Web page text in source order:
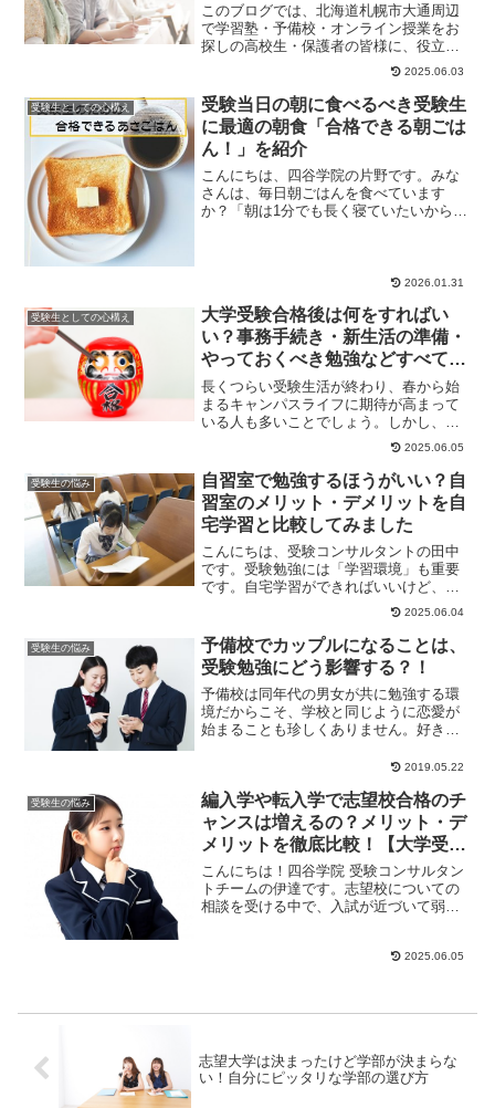
このブログでは、北海道札幌市大通周辺
で学習塾・予備校・オンライン授業をお
探しの高校生・保護者の皆様に、役立つ
情報やヒントになる情報をお伝えしま
2025.06.03
受験生としての心構え
受験当日の朝に食べるべき受験生
に最適の朝食「合格できる朝ごは
ん！」を紹介
こんにちは、四谷学院の片野です。みな
さんは、毎日朝ごはんを食べています
か？「朝は1分でも長く寝ていたいから、
2026.01.31
受験生としての心構え
大学受験合格後は何をすればい
い？事務手続き・新生活の準備・
やっておくべき勉強などすべて解
説
長くつらい受験生活が終わり、春から始
まるキャンパスライフに期待が高まって
いる人も多いことでしょう。しかし、大
学に合格したからといって油断は禁物で
2025.06.05
受験生の悩み
自習室で勉強するほうがいい？自
習室のメリット・デメリットを自
宅学習と比較してみました
こんにちは、受験コンサルタントの田中
です。受験勉強には「学習環境」も重要
です。自宅学習ができればいいけど、な
かなか集中できないという方も多いでし
2025.06.04
受験生の悩み
予備校でカップルになることは、
受験勉強にどう影響する？！
予備校は同年代の男女が共に勉強する環
境だからこそ、学校と同じように恋愛が
始まることも珍しくありません。好きな
2019.05.22
受験生の悩み
編入学や転入学で志望校合格のチ
ャンスは増えるの？メリット・デ
メリットを徹底比較！【大学受験
の悩み相談】
こんにちは！四谷学院 受験コンサルタン
トチームの伊達です。志望校についての
相談を受ける中で、入試が近づいて弱気
2025.06.05
志望大学は決まったけど学部が決まらな
い！自分にピッタリな学部の選び方